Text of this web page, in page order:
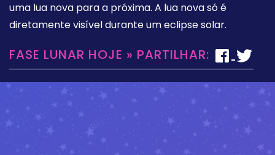
uma lua nova para a próxima. A lua nova só é
diretamente visível durante um eclipse solar.
FASE LUNAR HOJE » PARTILHAR: